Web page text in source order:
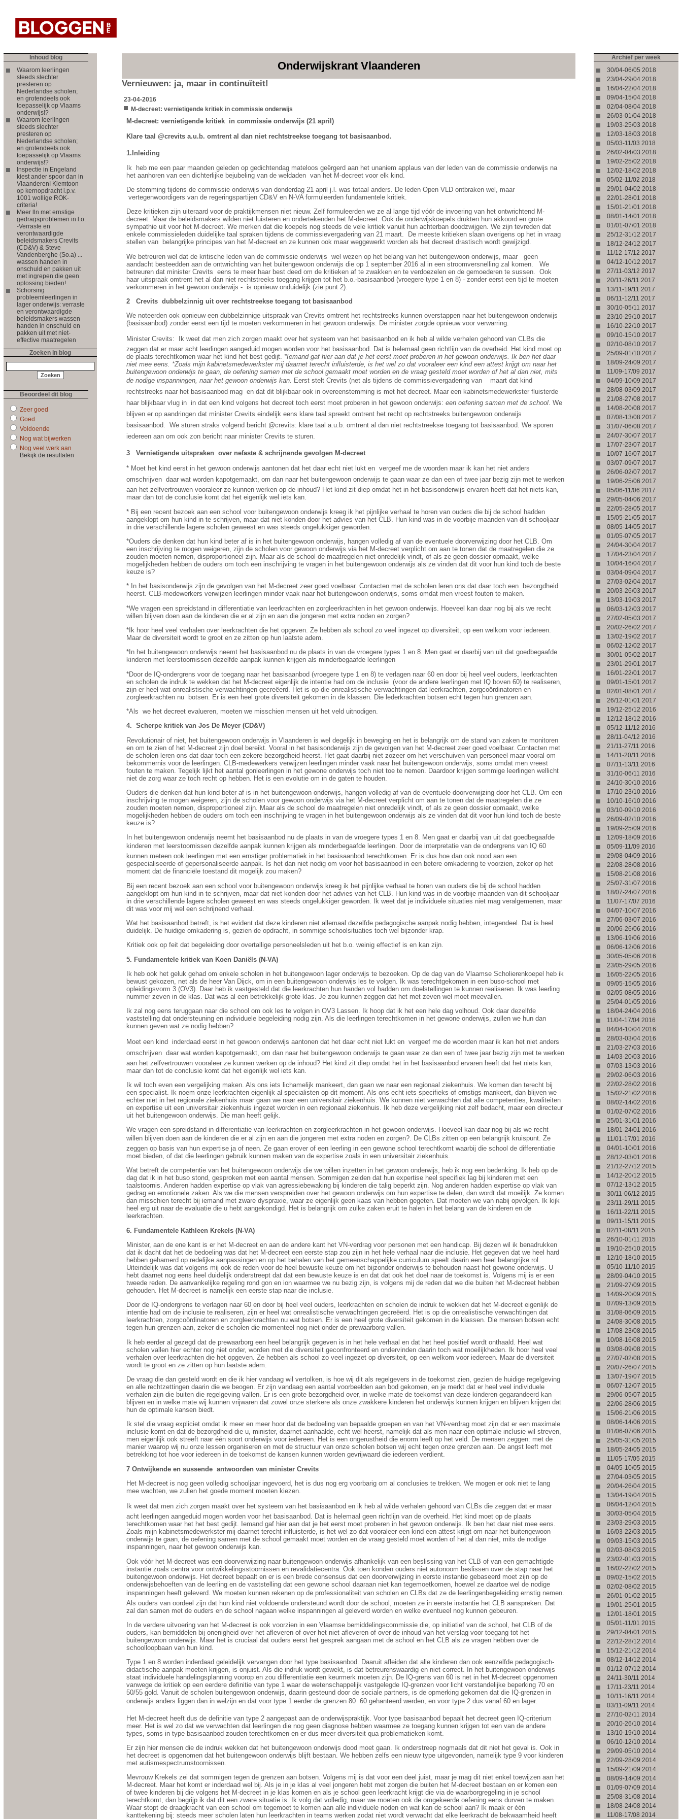
Inhoud blog
Waarom leerlingen
steeds slechter
presteren op
Nederlandse scholen;
en grotendeels ook
toepasselijk op Vlaams
onderwijs!?
Waarom leerlingen
steeds slechter
presteren op
Nederlandse scholen;
en grotendeels ook
toepasselijk op Vlaams
onderwijs!?
Inspectie in Engeland
kiest ander spoor dan in
VlaanderenI Klemtoon
op kernopdracht i.p.v.
1001 wollige ROK-
criteria!
Meer lln met ernstige
gedragsproblemen in l.o.
-Verraste en
verontwaardigde
beleidsmakers Crevits
(CD&V) & Steve
Vandenberghe (So.a) ...
wassen handen in
onschuld en pakken uit
met ingrepen die geen
oplossing bieden!
Schorsing
probleemleerlingen in
lager onderwijs: verraste
en verontwaardigde
beleidsmakers wassen
handen in onschuld en
pakken uit met niet-
effective maatregelen
Zoeken in blog
Beoordeel dit blog
Zeer goed
Goed
Voldoende
Nog wat bijwerken
Nog veel werk aan
Bekijk de resultaten
Onderwijskrant Vlaanderen
Vernieuwen: ja, maar in continuïteit!
23-04-2016
M-decreet: vernietigende kritiek in commissie onderwijs
M-decreet: vernietigende kritiek in commissie onderwijs (21 april)
Klare taal @crevits a.u.b. omtrent al dan niet rechtstreekse toegang tot basisaanbod.
1.Inleiding
Ik
heb me een paar maanden geleden op gedichtendag mateloos geërgerd aan het unaniem applaus van der leden van de commissie onderwijs na
het aanhoren van een dichterlijke bejubeling van de weldaden van het M-decreet voor elk kind.
De stemming tijdens de commissie onderwijs van donderdag 21 april j.l. was totaal anders. De leden Open VLD ontbraken wel, maar
vertegenwoordigers van de regeringspartijen CD&V en N-VA formuleerden fundamentele kritiek.
Deze kritieken zijn uiteraard voor de praktijkmensen niet nieuw. Zelf formuleerden we ze al lange tijd vóór de invoering van het ontwrichtend M-
decreet. Maar de beleidsmakers wilden niet luisteren en ondertekenden het M-decreet. Ook de onderwijskoepels drukten hun akkoord en grote
sympathie uit voor het M-decreet. We merken dat die koepels nog steeds de vele kritiek vanuit hun achterban doodzwijgen. We zijn tevreden dat
enkele commissieleden duidelijke taal spraken tijdens de commissievergadering van 21 maart.
De meeste kritieken slaan overigens op het in vraag
stellen van
belangrijke principes van het M-decreet en ze kunnen ook maar weggewerkt worden als het decreet drastisch wordt gewijzigd.
We betreuren wel dat de kritische leden van de commissie onderwijs wel wezen op het belang van het buitengewoon onderwijs, maar
geen
aandacht besteedden aan de ontwrichting van het buitengewoon onderwijs die op 1 september 2016 al in een stroomversnelling zal komen.
We
betreuren dat minister Crevits eens te meer haar best deed om de kritieken af te zwakken en te verdoezelen en de gemoederen te sussen.
Ook
haar uitspraak omtrent het al dan niet rechtstreeks toegang krijgen tot het b.o.-basisaanbod (vroegere type 1 en 8) - zonder eerst een tijd te moeten
verkommeren in het gewoon onderwijs - is opnieuw onduidelijk (zie punt 2).
2
Crevits dubbelzinnig uit over rechtstreekse toegang tot basisaanbod
We noteerden ook opnieuw een dubbelzinnige uitspraak van Crevits omtrent het rechtstreeks kunnen overstappen naar het buitengewoon onderwijs
(basisaanbod) zonder eerst een tijd te moeten verkommeren in het gewoon onderwijs. De minister zorgde opnieuw voor verwarring.
Minister Crevits:  Ik weet dat men zich zorgen maakt over het systeem van het basisaanbod en ik heb al wilde verhalen gehoord van CLBs die
zeggen dat er maar acht leerlingen aangeduid mogen worden voor het basisaanbod. Dat is helemaal geen richtlijn van de overheid. Het kind moet op
de plaats terechtkomen waar het kind het best gedijt. *Iemand gaf hier aan dat je het eerst moet proberen in het gewoon onderwijs. Ik ben het daar
niet mee eens. *Zoals mijn kabinetsmedewerkster mij daarnet terecht influisterde, is het wel zo dat vooraleer een kind een attest krijgt om naar het
buitengewoon onderwijs te gaan, de oefening samen met de school gemaakt moet worden en de vraag gesteld moet worden of het al dan niet, mits
de nodige inspanningen, naar het gewoon onderwijs kan. Eerst stelt Crevits (net als tijdens de commissievergadering van
maart dat kind
rechtstreeks naar het basisaanbod mag  en dat dit blijkbaar ook in overeenstemming is met het decreet. Maar een kabinetsmedewerkster fluisterde
haar blijkbaar vlug in in dat een kind volgens het decreet toch eerst moet proberen in het gewoon onderwijs: een oefening samen met de school . We
blijven er op aandringen dat minister Crevits eindelijk eens klare taal spreekt omtrent het recht op rechtstreeks buitengewoon onderwijs 
basisaanbod.  We sturen straks volgend bericht @crevits: klare taal a.u.b. omtrent al dan niet rechtstreekse toegang tot basisaanbod. We sporen
iedereen aan om ook zon bericht naar minister Crevits te sturen.
3 Vernietigende uitspraken over nefaste & schrijnende gevolgen M-decreet
* Moet het kind eerst in het gewoon onderwijs aantonen dat het daar echt niet lukt en  vergeef me de woorden maar ik kan het niet anders
omschrijven  daar wat worden kapotgemaakt, om dan naar het buitengewoon onderwijs te gaan waar ze dan een of twee jaar bezig zijn met te werken
aan het zelfvertrouwen vooraleer ze kunnen werken op de inhoud? Het kind zit diep omdat het in het basisonderwijs ervaren heeft dat het niets kan,
maar dan tot de conclusie komt dat het eigenlijk wel iets kan.
* Bij een recent bezoek aan een school voor buitengewoon onderwijs kreeg ik het pijnlijke verhaal te horen van ouders die bij de school hadden
aangeklopt om hun kind in te schrijven, maar dat niet konden door het advies van het CLB. Hun kind was in de voorbije maanden van dit schooljaar
in drie verschillende lagere scholen geweest en was steeds ongelukkiger geworden.
*Ouders die denken dat hun kind beter af is in het buitengewoon onderwijs, hangen volledig af van de eventuele doorverwijzing door het CLB. Om
een inschrijving te mogen weigeren, zijn de scholen voor gewoon onderwijs via het M-decreet verplicht om aan te tonen dat de maatregelen die ze
zouden moeten nemen, disproportioneel zijn. Maar als de school de maatregelen niet onredelijk vindt, of als ze geen dossier opmaakt, welke
mogelijkheden hebben de ouders om toch een inschrijving te vragen in het buitengewoon onderwijs als ze vinden dat dit voor hun kind toch de beste
keuze is?
* In het basisonderwijs zijn de gevolgen van het M-decreet zeer goed voelbaar. Contacten met de scholen leren ons dat daar toch een
bezorgdheid
heerst. CLB-medewerkers verwijzen leerlingen minder vaak naar het buitengewoon onderwijs, soms omdat men vreest fouten te maken.
*We vragen een spreidstand in differentiatie van leerkrachten en zorgleerkrachten in het gewoon onderwijs. Hoeveel kan daar nog bij als we recht
willen blijven doen aan de kinderen die er al zijn en aan die jongeren met extra noden en zorgen?
*Ik hoor heel veel verhalen over leerkrachten die het opgeven. Ze hebben als school zo veel ingezet op diversiteit, op een welkom voor iedereen.
Maar de diversiteit wordt te groot en ze zitten op hun laatste adem.
*In het buitengewoon onderwijs neemt het basisaanbod nu de plaats in van de vroegere types 1 en 8. Men gaat er daarbij van uit dat goedbegaafde
kinderen met leerstoornissen dezelfde aanpak kunnen krijgen als minderbegaafde leerlingen
*Door de IQ-ondergrens voor de toegang naar het basisaanbod (vroegere type 1 en 8) te verlagen naar 60 en door bij heel veel ouders, leerkrachten
en scholen de indruk te wekken dat het M-decreet eigenlijk de intentie had om de inclusie (voor de andere leerlingen met IQ boven 60) te realiseren,
zijn er heel wat onrealistische verwachtingen gecreëerd. Het is op die onrealistische verwachtingen dat leerkrachten, zorgcoördinatoren en
zorgleerkrachten nu botsen. Er is een heel grote diversiteit gekomen in de klassen. Die lederkrachten botsen echt tegen hun grenzen aan.
*Als we het decreet evalueren, moeten we misschien mensen uit het veld uitnodigen.
4. Scherpe kritiek van Jos De Meyer (CD&V)
Revolutionair of niet, het buitengewoon onderwijs in Vlaanderen is wel degelijk in beweging en het is belangrijk om de stand van zaken te monitoren
en om te zien of het M-decreet zijn doel bereikt. Vooral in het basisonderwijs zijn de gevolgen van het M-decreet zeer goed voelbaar. Contacten met
de scholen leren ons dat daar toch een zekere bezorgdheid heerst. Het gaat daarbij niet zozeer om het verschuiven van personeel maar vooral om
bekommernis voor de leerlingen. CLB-medewerkers verwijzen leerlingen minder vaak naar het buitengewoon onderwijs, soms omdat men vreest
fouten te maken. Tegelijk lijkt het aantal gonleerlingen in het gewone onderwijs toch niet toe te nemen. Daardoor krijgen sommige leerlingen wellicht
niet de zorg waar ze toch recht op hebben. Het is een evolutie om in de gaten te houden.
Ouders die denken dat hun kind beter af is in het buitengewoon onderwijs, hangen volledig af van de eventuele doorverwijzing door het CLB. Om een
inschrijving te mogen weigeren, zijn de scholen voor gewoon onderwijs via het M-decreet verplicht om aan te tonen dat de maatregelen die ze
zouden moeten nemen, disproportioneel zijn. Maar als de school de maatregelen niet onredelijk vindt, of als ze geen dossier opmaakt, welke
mogelijkheden hebben de ouders om toch een inschrijving te vragen in het buitengewoon onderwijs als ze vinden dat dit voor hun kind toch de beste
keuze is?
In het buitengewoon onderwijs neemt het basisaanbod nu de plaats in van de vroegere types 1 en 8. Men gaat er daarbij van uit dat goedbegaafde
kinderen met leerstoornissen dezelfde aanpak kunnen krijgen als minderbegaafde leerlingen. Door de interpretatie van de ondergrens van IQ 60
kunnen meteen ook leerlingen met een ernstiger problematiek in het basisaanbod terechtkomen. Er is dus hoe dan ook nood aan een
gespecialiseerde of gepersonaliseerde aanpak. Is het dan niet nodig om voor het basisaanbod in een betere omkadering te voorzien, zeker op het
moment dat de financiële toestand dit mogelijk zou maken?
Bij een recent bezoek aan een school voor buitengewoon onderwijs kreeg ik het pijnlijke verhaal te horen van ouders die bij de school hadden
aangeklopt om hun kind in te schrijven, maar dat niet konden door het advies van het CLB. Hun kind was in de voorbije maanden van dit schooljaar
in drie verschillende lagere scholen geweest en was steeds ongelukkiger geworden. Ik weet dat je individuele situaties niet mag veralgemenen, maar
dit was voor mij wel een schrijnend verhaal.
Wat het basisaanbod betreft, is het evident dat deze kinderen niet allemaal dezelfde pedagogische aanpak nodig hebben, integendeel. Dat is heel
duidelijk. De huidige omkadering is, gezien de opdracht, in sommige schoolsituaties toch wel bijzonder krap.
Kritiek ook op feit dat begeleiding door overtallige personeelsleden uit het b.o. weinig effectief is en kan zijn.
5. Fundamentele kritiek van Koen Daniëls (N-VA)
Ik heb ook het geluk gehad om enkele scholen in het buitengewoon lager onderwijs te bezoeken. Op de dag van de Vlaamse Scholierenkoepel heb ik
bewust gekozen, net als de heer Van Dijck, om in een buitengewoon onderwijs les te volgen. Ik was terechtgekomen in een buso-school met
opleidingsvorm 3 (OV3). Daar heb ik vastgesteld dat die leerkrachten hun handen vol hadden om doelstellingen te kunnen realiseren. Ik was leerling
nummer zeven in de klas. Dat was al een betrekkelijk grote klas. Je zou kunnen zeggen dat het met zeven wel moet meevallen.
Ik zal nog eens teruggaan naar die school om ook les te volgen in OV3 Lassen. Ik hoop dat ik het een hele dag volhoud. Ook daar dezelfde
vaststelling dat ondersteuning en individuele begeleiding nodig zijn. Als die leerlingen terechtkomen in het gewone onderwijs, zullen we hun dan
kunnen geven wat ze nodig hebben?
Moet een kind inderdaad eerst in het gewoon onderwijs aantonen dat het daar echt niet lukt en  vergeef me de woorden maar ik kan het niet anders
omschrijven  daar wat worden kapotgemaakt, om dan naar het buitengewoon onderwijs te gaan waar ze dan een of twee jaar bezig zijn met te werken
aan het zelfvertrouwen vooraleer ze kunnen werken op de inhoud? Het kind zit diep omdat het in het basisaanbod ervaren heeft dat het niets kan,
maar dan tot de conclusie komt dat het eigenlijk wel iets kan.
Ik wil toch even een vergelijking maken. Als ons iets lichamelijk mankeert, dan gaan we naar een regionaal ziekenhuis. We komen dan terecht bij
een specialist. Ik noem onze leerkrachten eigenlijk al specialisten op dit moment. Als ons echt iets specifieks of ernstigs mankeert, dan blijven we
echter niet in het regionale ziekenhuis maar gaan we naar een universitair ziekenhuis. We kunnen niet verwachten dat alle competenties, kwaliteiten
en expertise uit een universitair ziekenhuis ingezet worden in een regionaal ziekenhuis. Ik heb deze vergelijking niet zelf bedacht, maar een directeur
uit het buitengewoon onderwijs. Die man heeft gelijk.
We vragen een spreidstand in differentiatie van leerkrachten en zorgleerkrachten in het gewoon onderwijs. Hoeveel kan daar nog bij als we recht
willen blijven doen aan de kinderen die er al zijn en aan die jongeren met extra noden en zorgen?. De CLBs zitten op een belangrijk kruispunt. Ze
zeggen op basis van hun expertise ja of neen. Ze gaan erover of een leerling in een gewone school terechtkomt waarbij die school de differentiatie
moet bieden, of dat die leerlingen gebruik kunnen maken van de expertise zoals in een universitair ziekenhuis.
Wat betreft de competentie van het buitengewoon onderwijs die we willen inzetten in het gewoon onderwijs, heb ik nog een bedenking. Ik heb op de
dag dat ik in het buso stond, gesproken met een aantal mensen. Sommigen zeiden dat hun expertise heel specifiek lag bij kinderen met een
taalstoornis. Anderen hadden expertise op vlak van agressiebewaking bij kinderen die talig beperkt zijn. Nog anderen hadden expertise op vlak van
gedrag en emotionele zaken. Als we die mensen verspreiden over het gewoon onderwijs om hun expertise te delen, dan wordt dat moeilijk. Ze komen
dan misschien terecht bij iemand met zware dyspraxie, waar ze eigenlijk geen kaas van hebben gegeten. Dat moeten we van nabij opvolgen. Ik kijk
heel erg uit naar de evaluatie die u hebt aangekondigd. Het is belangrijk om zulke zaken eruit te halen in het belang van de kinderen en de
leerkrachten.
6. Fundamentele Kathleen Krekels (N-VA)
Minister, aan de ene kant is er het M-decreet en aan de andere kant het VN-verdrag voor personen met een handicap. Bij dezen wil ik benadrukken
dat ik dacht dat het de bedoeling was dat het M-decreet een eerste stap zou zijn in het hele verhaal naar die inclusie. Het gegeven dat we heel hard
hebben gehamerd op redelijke aanpassingen en op het behalen van het gemeenschappelijke curriculum speelt daarin een heel belangrijke rol.
Uiteindelijk was dat volgens mij ook de reden voor de heel bewuste keuze om het bijzonder onderwijs te behouden naast het gewone onderwijs. U
hebt daarnet nog eens heel duidelijk onderstreept dat dat een bewuste keuze is en dat dat ook het doel naar de toekomst is. Volgens mij is er een
tweede reden. De aanvankelijke regeling rond gon en ion waarmee we nu bezig zijn, is volgens mij de reden dat we die buiten het M-decreet hebben
gehouden. Het M-decreet is namelijk een eerste stap naar die inclusie.
Door de IQ-ondergrens te verlagen naar 60 en door bij heel veel ouders, leerkrachten en scholen de indruk te wekken dat het M-decreet eigenlijk de
intentie had om de inclusie te realiseren, zijn er heel wat onrealistische verwachtingen gecreëerd. Het is op die onrealistische verwachtingen dat
leerkrachten, zorgcoördinatoren en zorgleerkrachten nu wat botsen. Er is een heel grote diversiteit gekomen in de klassen. Die mensen botsen echt
tegen hun grenzen aan, zeker die scholen die momenteel nog niet onder de prewaarborg vallen.
Ik heb eerder al gezegd dat de prewaarborg een heel belangrijk gegeven is in het hele verhaal en dat het heel positief wordt onthaald. Heel wat
scholen vallen hier echter nog niet onder, worden met die diversiteit geconfronteerd en ondervinden daarin toch wat moeilijkheden. Ik hoor heel veel
verhalen over leerkrachten die het opgeven. Ze hebben als school zo veel ingezet op diversiteit, op een welkom voor iedereen. Maar de diversiteit
wordt te groot en ze zitten op hun laatste adem.
De vraag die dan gesteld wordt en die ik hier vandaag wil vertolken, is hoe wij dit als regelgevers in de toekomst zien, gezien de huidige regelgeving
en alle rechtzettingen daarin die we beogen. Er zijn vandaag een aantal voorbeelden aan bod gekomen, en je merkt dat er heel veel individuele
verhalen zijn die buiten die regelgeving vallen. Er is een grote bezorgdheid over, in welke mate de toekomst van deze kinderen gegarandeerd kan
blijven en in welke mate wij kunnen vrijwaren dat zowel onze sterkere als onze zwakkere kinderen het onderwijs kunnen krijgen en blijven krijgen dat
hun de optimale kansen biedt.
Ik stel die vraag expliciet omdat ik meer en meer hoor dat de bedoeling van bepaalde groepen en van het VN-verdrag moet zijn dat er een maximale
inclusie komt en dat de bezorgdheid die u, minister, daarnet aanhaalde, echt wel heerst, namelijk dat als men naar een optimale inclusie wil streven,
men eigenlijk ook streeft naar één soort onderwijs voor iedereen. Het is een ongerustheid die enorm leeft op het veld. De mensen zeggen: met de
manier waarop wij nu onze lessen organiseren en met de structuur van onze scholen botsen wij echt tegen onze grenzen aan. De angst leeft met
betrekking tot hoe voor iedereen in de toekomst de kansen kunnen worden gevrijwaard die iedereen verdient.
7 Ontwijkende en sussende antwoorden van minister Crevits
Het M-decreet is nog geen volledig schooljaar ingevoerd, het is dus nog erg voorbarig om al conclusies te trekken. We mogen er ook niet te lang
mee wachten, we zullen het goede moment moeten kiezen.
Ik weet dat men zich zorgen maakt over het systeem van het basisaanbod en ik heb al wilde verhalen gehoord van CLBs die zeggen dat er maar
acht leerlingen aangeduid mogen worden voor het basisaanbod. Dat is helemaal geen richtlijn van de overheid. Het kind moet op de plaats
terechtkomen waar het het best gedijt. Iemand gaf hier aan dat je het eerst moet proberen in het gewoon onderwijs. Ik ben het daar niet mee eens.
Zoals mijn kabinetsmedewerkster mij daarnet terecht influisterde, is het wel zo dat vooraleer een kind een attest krijgt om naar het buitengewoon
onderwijs te gaan, de oefening samen met de school gemaakt moet worden en de vraag gesteld moet worden of het al dan niet, mits de nodige
inspanningen, naar het gewoon onderwijs kan.
Ook vóór het M-decreet was een doorverwijzing naar buitengewoon onderwijs afhankelijk van een beslissing van het CLB of van een gemachtigde
instantie zoals centra voor ontwikkelingsstoornissen en revalidatiecentra. Ook toen konden ouders niet autonoom beslissen over de stap naar het
buitengewoon onderwijs. Het decreet bepaalt en er is een brede consensus dat een doorverwijzing in eerste instantie gebaseerd moet zijn op de
onderwijsbehoeften van de leerling en de vaststelling dat een gewone school daaraan niet kan tegemoetkomen, hoewel ze daartoe wel de nodige
inspanningen heeft geleverd. We moeten kunnen rekenen op de professionaliteit van scholen en CLBs dat ze de leerlingenbegeleiding ernstig nemen.
Als ouders van oordeel zijn dat hun kind niet voldoende ondersteund wordt door de school, moeten ze in eerste instantie het CLB aanspreken. Dat
zal dan samen met de ouders en de school nagaan welke inspanningen al geleverd worden en welke eventueel nog kunnen gebeuren.
In de verdere uitvoering van het M-decreet is ook voorzien in een Vlaamse bemiddelingscommissie die, op initiatief van de school, het CLB of de
ouders, kan bemiddelen bij onenigheid over het afleveren of over het niet afleveren of over de inhoud van het verslag voor toegang tot het
buitengewoon onderwijs. Maar het is cruciaal dat ouders eerst het gesprek aangaan met de school en het CLB als ze vragen hebben over de
schoolloopbaan van hun kind.
Type 1 en 8 worden inderdaad geleidelijk vervangen door het type basisaanbod. Daaruit afleiden dat alle kinderen dan ook eenzelfde pedagogisch-
didactische aanpak moeten krijgen, is onjuist. Als die indruk wordt gewekt, is dat betreurenswaardig en niet correct. In het buitengewoon onderwijs
staat individuele handelingsplanning voorop en zou differentiatie een keurmerk moeten zijn. De IQ-grens van 60 is net in het M-decreet opgenomen
vanwege de kritiek op een eerdere definitie van type 1 waar de wetenschappelijk vastgelegde IQ-grenzen voor licht verstandelijke beperking 70 en
50/55 gold. Vanuit de scholen buitengewoon onderwijs, daarin gesteund door de sociale partners, is de opmerking gekomen dat die IQ-grenzen in
onderwijs anders liggen dan in welzijn en dat voor type 1 eerder de grenzen 80  60 gehanteerd werden, en voor type 2 dus vanaf 60 en lager.
Het M-decreet heeft dus de definitie van type 2 aangepast aan de onderwijspraktijk. Voor type basisaanbod bepaalt het decreet geen IQ-criterium
meer. Het is wel zo dat we verwachten dat leerlingen die nog geen diagnose hebben waarmee ze toegang kunnen krijgen tot een van de andere
types, soms in type basisaanbod zouden terechtkomen en er dus meer diversiteit qua problematieken komt.
Er zijn hier mensen die de indruk wekken dat het buitengewoon onderwijs dood moet gaan. Ik onderstreep nogmaals dat dit niet het geval is. Ook in
het decreet is opgenomen dat het buitengewoon onderwijs blijft bestaan. We hebben zelfs een nieuw type uitgevonden, namelijk type 9 voor kinderen
met autismespectrumstoornissen.
Mevrouw Krekels zei dat sommigen tegen de grenzen aan botsen. Volgens mij is dat voor een deel juist, maar je mag dit niet enkel toewijzen aan het
M-decreet. Maar het komt er inderdaad wel bij. Als je in je klas al veel jongeren hebt met zorgen die buiten het M-decreet bestaan en er komen een
of twee kinderen bij die volgens het M-decreet in je klas komen en als je school geen leerkracht krijgt die via de waarborgregeling in je school
terechtkomt, dan begrijp ik dat dit een zware situatie is. Ik volg dat volledig, maar we moeten ook de omgekeerde oefening eens durven te maken.
Waar stopt de draagkracht van een school om tegemoet te komen aan alle individuele noden en wat kan de school aan? Ik maak er één
kanttekening bij: steeds meer scholen laten hun leerkrachten in teams werken zodat niet wordt verwacht dat elke leerkracht de bekwaamheid heeft
Archief per week
30/04-06/05 2018
23/04-29/04 2018
16/04-22/04 2018
09/04-15/04 2018
02/04-08/04 2018
26/03-01/04 2018
19/03-25/03 2018
12/03-18/03 2018
05/03-11/03 2018
26/02-04/03 2018
19/02-25/02 2018
12/02-18/02 2018
05/02-11/02 2018
29/01-04/02 2018
22/01-28/01 2018
15/01-21/01 2018
08/01-14/01 2018
01/01-07/01 2018
25/12-31/12 2017
18/12-24/12 2017
11/12-17/12 2017
04/12-10/12 2017
27/11-03/12 2017
20/11-26/11 2017
13/11-19/11 2017
06/11-12/11 2017
30/10-05/11 2017
23/10-29/10 2017
16/10-22/10 2017
09/10-15/10 2017
02/10-08/10 2017
25/09-01/10 2017
18/09-24/09 2017
11/09-17/09 2017
04/09-10/09 2017
28/08-03/09 2017
21/08-27/08 2017
14/08-20/08 2017
07/08-13/08 2017
31/07-06/08 2017
24/07-30/07 2017
17/07-23/07 2017
10/07-16/07 2017
03/07-09/07 2017
26/06-02/07 2017
19/06-25/06 2017
05/06-11/06 2017
29/05-04/06 2017
22/05-28/05 2017
15/05-21/05 2017
08/05-14/05 2017
01/05-07/05 2017
24/04-30/04 2017
17/04-23/04 2017
10/04-16/04 2017
03/04-09/04 2017
27/03-02/04 2017
20/03-26/03 2017
13/03-19/03 2017
06/03-12/03 2017
27/02-05/03 2017
20/02-26/02 2017
13/02-19/02 2017
06/02-12/02 2017
30/01-05/02 2017
23/01-29/01 2017
16/01-22/01 2017
09/01-15/01 2017
02/01-08/01 2017
26/12-01/01 2017
19/12-25/12 2016
12/12-18/12 2016
05/12-11/12 2016
28/11-04/12 2016
21/11-27/11 2016
14/11-20/11 2016
07/11-13/11 2016
31/10-06/11 2016
24/10-30/10 2016
17/10-23/10 2016
10/10-16/10 2016
03/10-09/10 2016
26/09-02/10 2016
19/09-25/09 2016
12/09-18/09 2016
05/09-11/09 2016
29/08-04/09 2016
22/08-28/08 2016
15/08-21/08 2016
25/07-31/07 2016
18/07-24/07 2016
11/07-17/07 2016
04/07-10/07 2016
27/06-03/07 2016
20/06-26/06 2016
13/06-19/06 2016
06/06-12/06 2016
30/05-05/06 2016
23/05-29/05 2016
16/05-22/05 2016
09/05-15/05 2016
02/05-08/05 2016
25/04-01/05 2016
18/04-24/04 2016
11/04-17/04 2016
04/04-10/04 2016
28/03-03/04 2016
21/03-27/03 2016
14/03-20/03 2016
07/03-13/03 2016
29/02-06/03 2016
22/02-28/02 2016
15/02-21/02 2016
08/02-14/02 2016
01/02-07/02 2016
25/01-31/01 2016
18/01-24/01 2016
11/01-17/01 2016
04/01-10/01 2016
28/12-03/01 2016
21/12-27/12 2015
14/12-20/12 2015
07/12-13/12 2015
30/11-06/12 2015
23/11-29/11 2015
16/11-22/11 2015
09/11-15/11 2015
02/11-08/11 2015
26/10-01/11 2015
19/10-25/10 2015
12/10-18/10 2015
05/10-11/10 2015
28/09-04/10 2015
21/09-27/09 2015
14/09-20/09 2015
07/09-13/09 2015
31/08-06/09 2015
24/08-30/08 2015
17/08-23/08 2015
10/08-16/08 2015
03/08-09/08 2015
27/07-02/08 2015
20/07-26/07 2015
13/07-19/07 2015
06/07-12/07 2015
29/06-05/07 2015
22/06-28/06 2015
15/06-21/06 2015
08/06-14/06 2015
01/06-07/06 2015
25/05-31/05 2015
18/05-24/05 2015
11/05-17/05 2015
04/05-10/05 2015
27/04-03/05 2015
20/04-26/04 2015
13/04-19/04 2015
06/04-12/04 2015
30/03-05/04 2015
23/03-29/03 2015
16/03-22/03 2015
09/03-15/03 2015
02/03-08/03 2015
23/02-01/03 2015
16/02-22/02 2015
09/02-15/02 2015
02/02-08/02 2015
26/01-01/02 2015
19/01-25/01 2015
12/01-18/01 2015
05/01-11/01 2015
29/12-04/01 2015
22/12-28/12 2014
15/12-21/12 2014
08/12-14/12 2014
01/12-07/12 2014
24/11-30/11 2014
17/11-23/11 2014
10/11-16/11 2014
03/11-09/11 2014
27/10-02/11 2014
20/10-26/10 2014
13/10-19/10 2014
06/10-12/10 2014
29/09-05/10 2014
22/09-28/09 2014
15/09-21/09 2014
08/09-14/09 2014
01/09-07/09 2014
25/08-31/08 2014
18/08-24/08 2014
11/08-17/08 2014